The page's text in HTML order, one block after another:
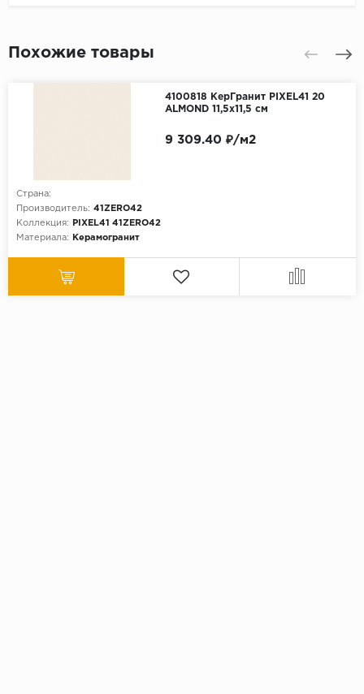
Похожие товары
4100818 КерГранит PIXEL41 20
ALMOND 11,5x11,5 см
Страна:
Производитель: 41ZERO42
Коллекция:
PIXEL41 41ZERO42
Материала:
Керамогранит
9 309.40 ₽/м2